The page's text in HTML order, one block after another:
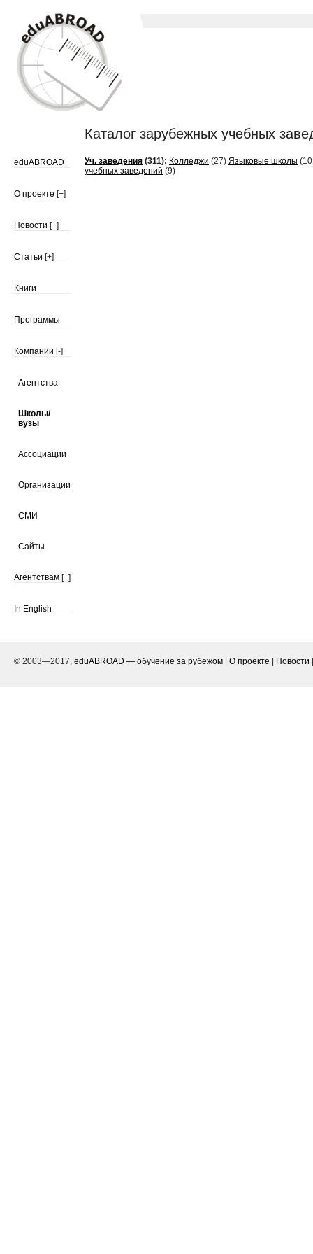
Каталог зарубежных учебных
eduABROAD
О проекте [+]
Новости [+]
Статьи [+]
Книги
Программы
Компании [-]
Агентства
Школы/
вузы
Ассоциации
Организации
СМИ
Сайты
Агентствам [+]
In English
Уч. заведения (311): Колледжи (27) Языковые школы
учебных заведений (9)
© 2003—2017, eduABROAD — обучение за рубежом О проекте Новости